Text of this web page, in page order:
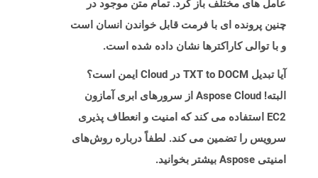
عامل های مختلف باز کرد. تمام متن موجود در
چنین پرونده ای با فرمت قابل خواندن انسان است
و با توالی کاراکترها نشان داده شده است.
آیا تبدیل TXT to DOCM در Cloud ایمن است؟
البته! Aspose Cloud از سرورهای ابری آمازون
EC2 استفاده می کند که امنیت و انعطاف پذیری
سرویس را تضمین می کند. لطفاً درباره روش‌های
امنیتی Aspose بیشتر بخوانید.